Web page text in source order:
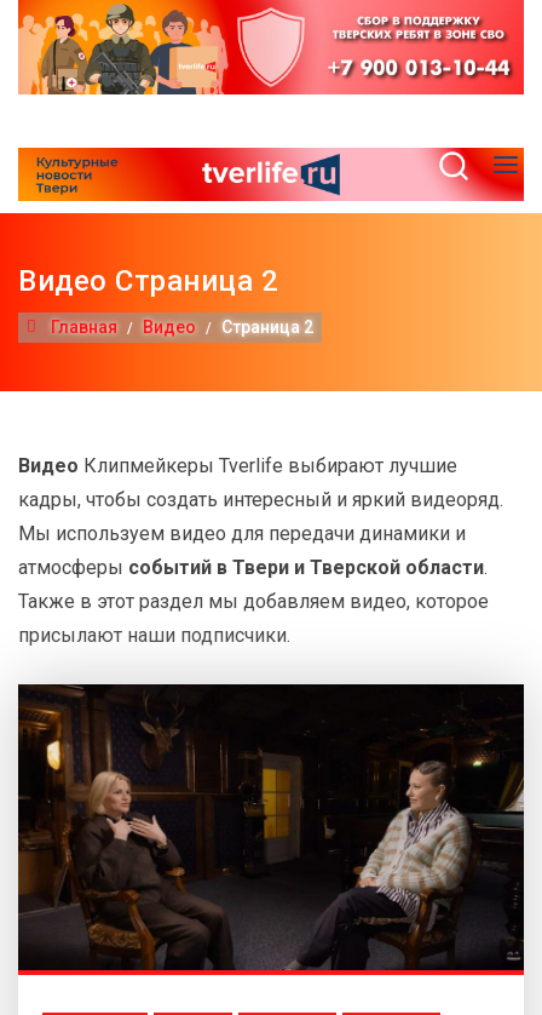
Видео Страница 2
Главная Видео Страница 2
Видео Клипмейкеры Tverlife выбирают лучшие
кадры, чтобы создать интересный и яркий видеоряд.
Мы используем видео для передачи динамики и
атмосферы событий в Твери и Тверской области.
Также в этот раздел мы добавляем видео, которое
присылают наши подписчики.